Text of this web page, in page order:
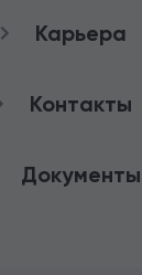
Аренда
Карьера
качества
Контакты
8 (800) 100-82-90
Документы